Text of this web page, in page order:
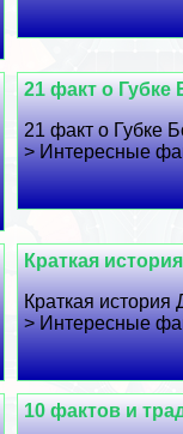
21 факт о
21 факт о Губке
> Интересные
Краткая
Краткая история
> Интересные
10 фактов и